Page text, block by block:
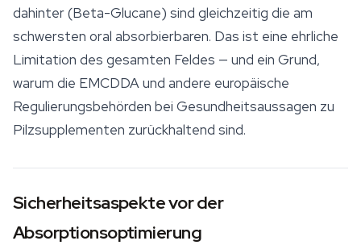
dahinter (Beta-Glucane) sind gleichzeitig die am
schwersten oral absorbierbaren. Das ist eine ehrliche
Limitation des gesamten Feldes — und ein Grund,
warum die EMCDDA und andere europäische
Regulierungsbehörden bei Gesundheitsaussagen zu
Pilzsupplementen zurückhaltend sind.
Sicherheitsaspekte vor der
Absorptionsoptimierung